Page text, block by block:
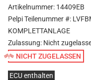
Artikelnummer: 14409EB
Pelpi Teilenummer #:
KOMPLETTANLAGE
Zulassung: Nicht
NICHT ZUGELASSEN
ECU enthalten